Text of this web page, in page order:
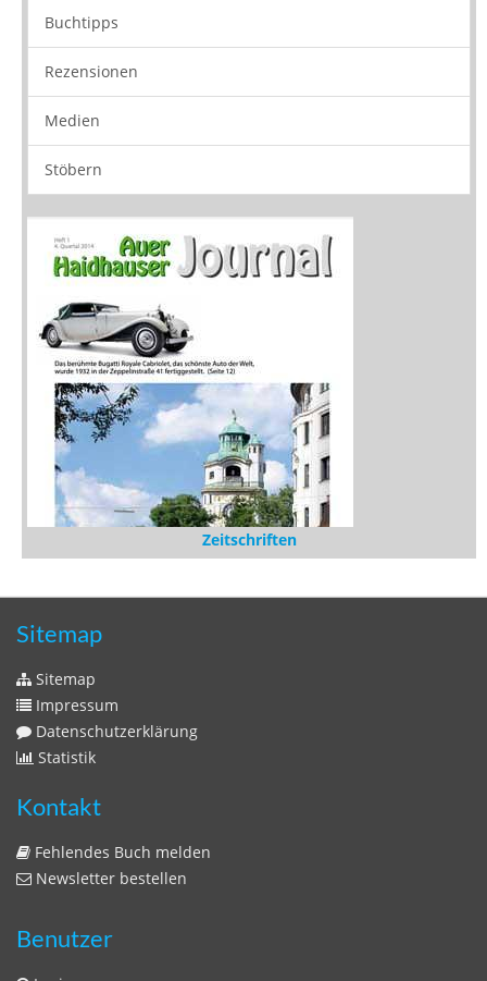
Buchtipps
Rezensionen
Medien
Stöbern
Impressum
Datenschutzerklärung
Kontakt